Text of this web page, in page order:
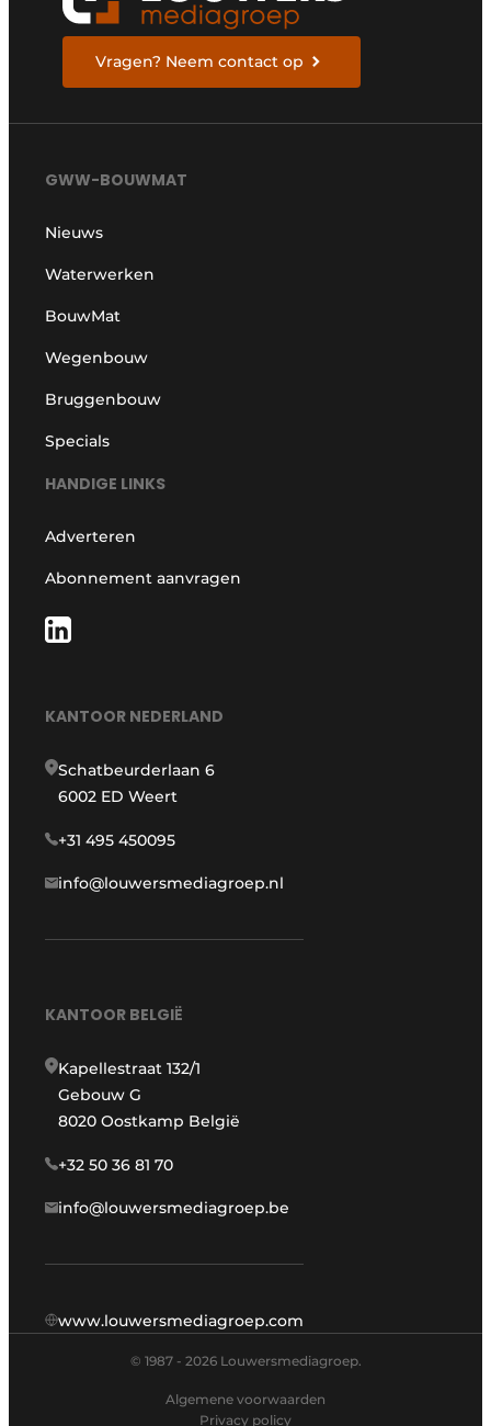
Vragen? Neem contact op
GWW-BOUWMAT
Nieuws
Waterwerken
BouwMat
Wegenbouw
Bruggenbouw
Specials
HANDIGE LINKS
Adverteren
Abonnement aanvragen
KANTOOR NEDERLAND
Schatbeurderlaan 6
6002 ED Weert
+31 495 450095
info@louwersmediagroep.nl
KANTOOR BELGIË
Kapellestraat 132/1
Gebouw G
8020 Oostkamp België
+32 50 36 81 70
info@louwersmediagroep.be
www.louwersmediagroep.com
© 1987 - 2026 Louwersmediagroep.
Algemene voorwaarden
Privacy policy